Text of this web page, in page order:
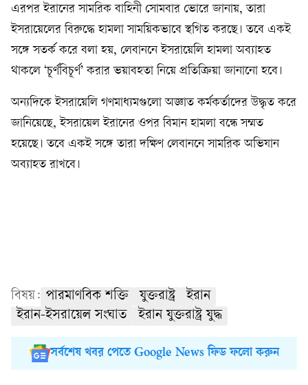
এরপর ইরানের সামরিক বাহিনী সোমবার ভোরে জানায়, তারা
ইসরায়েলের বিরুদ্ধে হামলা সাময়িকভাবে স্থগিত করছে। তবে একই
সঙ্গে সতর্ক করে বলা হয়, লেবাননে ইসরায়েলি হামলা অব্যাহত
থাকলে ‘চূর্ণবিচূর্ণ’ করার ভয়াবহতা নিয়ে প্রতিক্রিয়া জানানো হবে।
অন্যদিকে ইসরায়েলি গণমাধ্যমগুলো অজ্ঞাত কর্মকর্তাদের উদ্ধৃত করে
জানিয়েছে, ইসরায়েল ইরানের ওপর বিমান হামলা বন্ধে সম্মত
হয়েছে। তবে একই সঙ্গে তারা দক্ষিণ লেবাননে সামরিক অভিযান
অব্যাহত রাখবে।
বিষয়: পারমাণবিক শক্তি যুক্তরাষ্ট্র
ইরান
ইরান-ইসরায়েল সংঘাত
ইরান যুক্তরাষ্ট্র যুদ্ধ
সর্বশেষ খবর পেতে Google News ফিড ফলো করুন